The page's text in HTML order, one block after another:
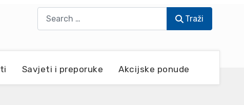
Traži
Savjeti i preporuke Akcijske ponude